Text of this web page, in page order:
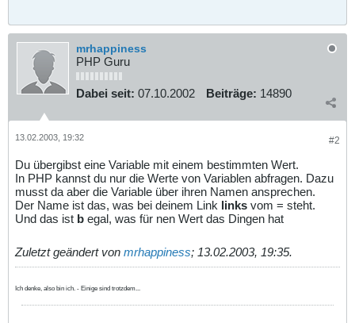
mrhappiness
PHP Guru
Dabei seit: 07.10.2002 Beiträge: 14890
#2
13.02.2003, 19:32
Du übergibst eine Variable mit einem bestimmten Wert.
In PHP kannst du nur die Werte von Variablen abfragen. Dazu
musst da aber die Variable über ihren Namen ansprechen.
Der Name ist das, was bei deinem Link links vom = steht.
Und das ist b egal, was für nen Wert das Dingen hat
Zuletzt geändert von mrhappiness; 13.02.2003, 19:35.
Ich denke, also bin ich. - Einige sind trotzdem...